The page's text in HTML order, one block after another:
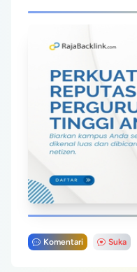
Komentari Suka